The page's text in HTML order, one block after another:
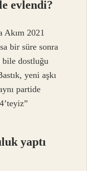
evlendi?
Akım 2021
bir süre sonra
bile dostluğu
yeni aşkı
partide
yaptı